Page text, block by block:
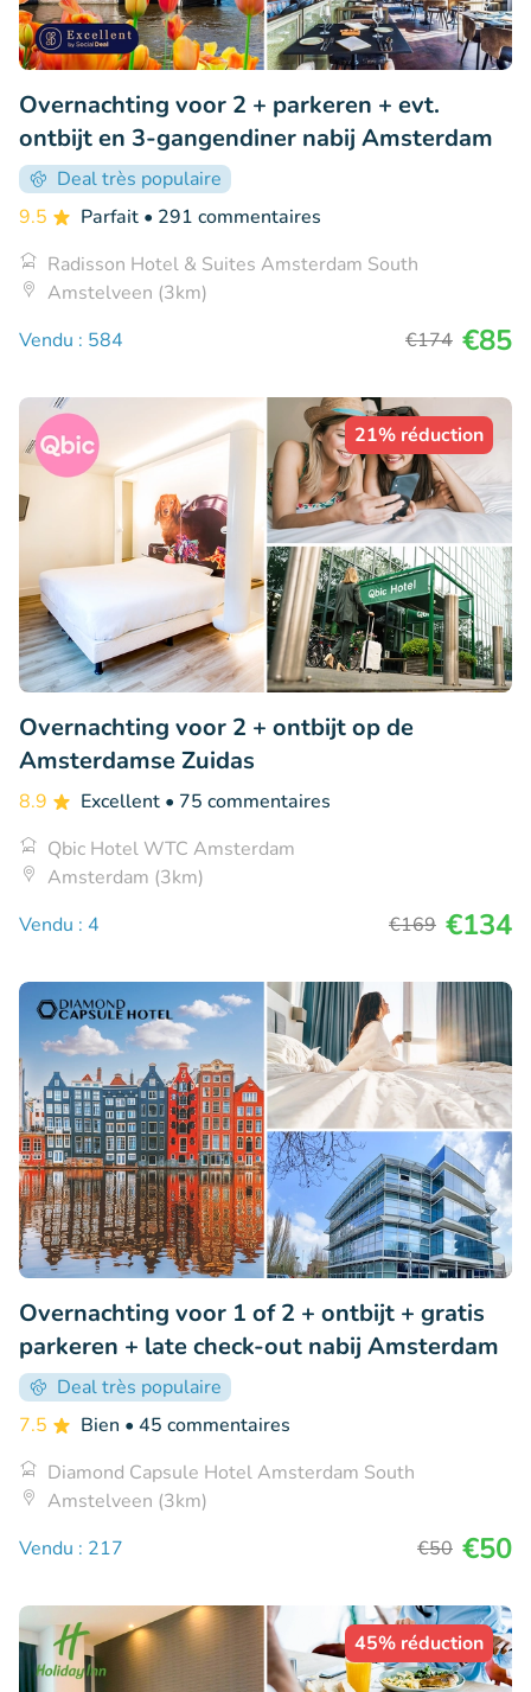
Overnachting voor 2 + parkeren + evt.
ontbijt en 3-gangendiner nabij Amsterdam
Deal très populaire
9.5
Parfait • 291 commentaires
Radisson Hotel & Suites Amsterdam South
Amstelveen (3km)
Vendu : 584
€174 €85
21% réduction
Overnachting voor 2 + ontbijt op de
Amsterdamse Zuidas
8.9 Excellent • 75 commentaires
Qbic Hotel WTC Amsterdam
Amsterdam (3km)
Vendu : 4
€169 €134
Overnachting voor 1 of 2 + ontbijt + gratis
parkeren + late check-out nabij Amsterdam
Deal très populaire
7.5
Bien • 45 commentaires
Diamond Capsule Hotel Amsterdam South
Amstelveen (3km)
Vendu : 217
€50 €50
45% réduction